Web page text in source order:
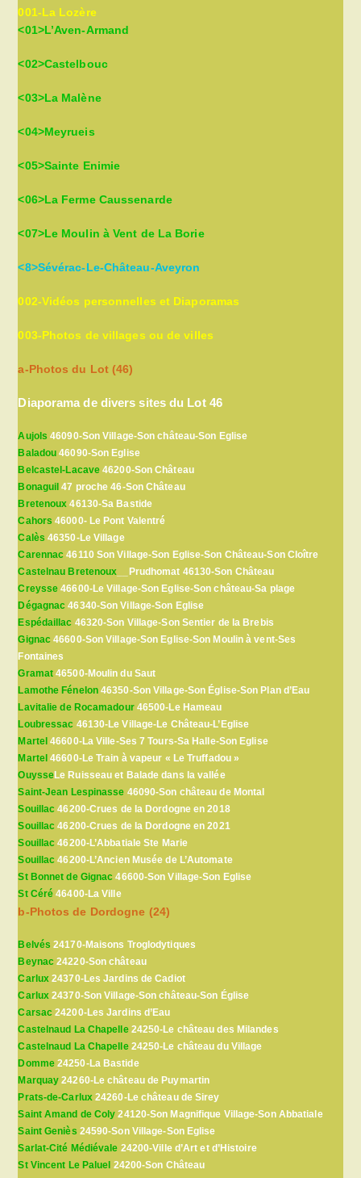
001-La Lozère
<01>L’Aven-Armand
<02>Castelbouc
<03>La Malène
<04>Meyrueis
<05>Sainte Enimie
<06>La Ferme Caussenarde
<07>Le Moulin à Vent de La Borie
<8>Sévérac-Le-Château-Aveyron
002-Vidéos personnelles et Diaporamas
003-Photos de villages ou de villes
a-Photos du Lot (46)
Diaporama de divers sites du Lot 46
Aujols 46090-Son Village-Son château-Son Eglise
Baladou 46090-Son Eglise
Belcastel-Lacave 46200-Son Château
Bonaguil 47 proche 46-Son Château
Bretenoux 46130-Sa Bastide
Cahors 46000- Le Pont Valentré
Calès 46350-Le Village
Carennac 46110 Son Village-Son Eglise-Son Château-Son Cloître
Castelnau Bretenoux __Prudhomat 46130-Son Château
Creysse 46600-Le Village-Son Eglise-Son château-Sa plage
Dégagnac 46340-Son Village-Son Eglise
Espédaillac 46320-Son Village-Son Sentier de la Brebis
Gignac 46600-Son Village-Son Eglise-Son Moulin à vent-Ses
Fontaines
Gramat 46500-Moulin du Saut
Lamothe Fénelon46350-Son Village-Son Église-Son Plan d’Eau
Lavitalie de Rocamadour46500-Le Hameau
Loubressac 46130-Le Village-Le Château-L’Eglise
Martel 46600-La Ville-Ses 7 Tours-Sa Halle-Son Eglise
Martel 46600-Le Train à vapeur « Le Truffadou »
OuysseLe Ruisseau et Balade dans la vallée
Saint-Jean Lespinasse 46090-Son château de Montal
Souillac 46200-Crues de la Dordogne en 2018
Souillac 46200-Crues de la Dordogne en 2021
Souillac 46200-L’Abbatiale Ste Marie
Souillac 46200-L’Ancien Musée de L’Automate
St Bonnet de Gignac 46600-Son Village-Son Eglise
St Céré 46400-La Ville
b-Photos de Dordogne (24)
Belvés 24170-Maisons Troglodytiques
Beynac 24220-Son château
Carlux 24370-Les Jardins de Cadiot
Carlux 24370-Son Village-Son château-Son Église
Carsac 24200-Les Jardins d’Eau
Castelnaud La Chapelle24250-Le château des Milandes
Castelnaud La Chapelle24250-Le château du Village
Domme24250-La Bastide
Marquay 24260-Le château de Puymartin
Prats-de-Carlux24260-Le château de Sirey
Saint Amand de Coly 24120-Son Magnifique Village-Son Abbatiale
Saint Geniès 24590-Son Village-Son Eglise
Sarlat-Cité Médiévale 24200-Ville d’Art et d’Histoire
St Vincent Le Paluel 24200-Son Château